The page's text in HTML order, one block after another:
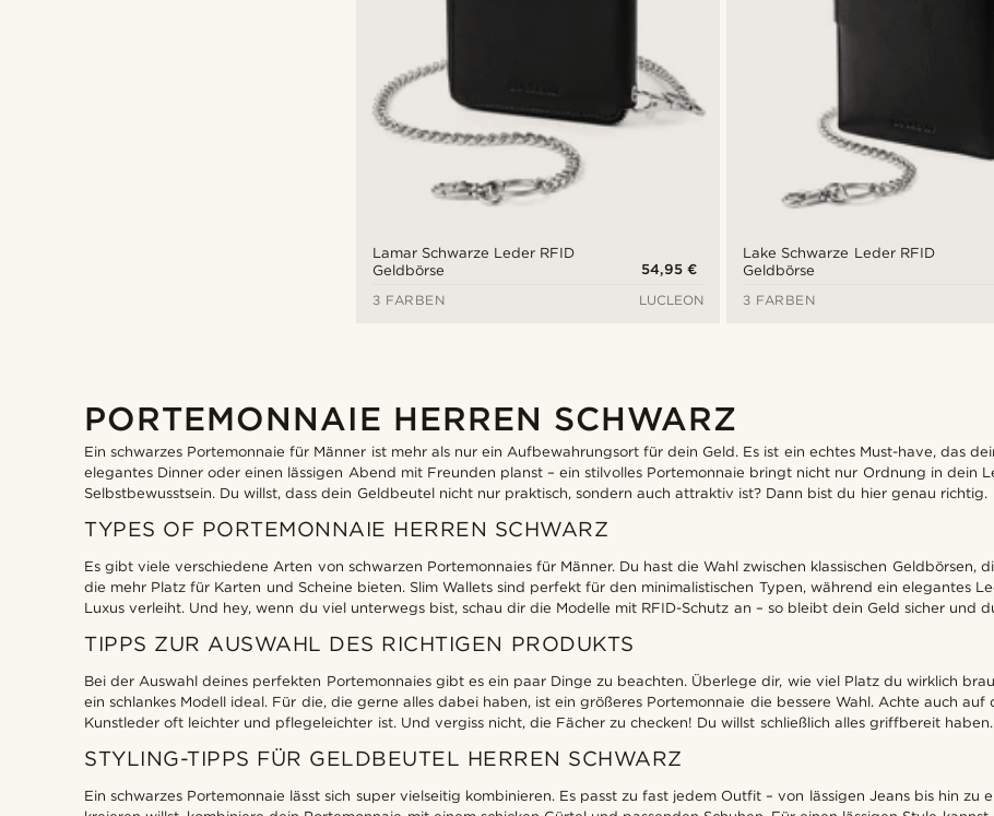
Lamar Schwarze Leder RFID
Geldbörse
54,95 €
3 FARBEN
LUCLEON
Lake Schwarze Leder RFID
Geldbörse
3 FARBEN
PORTEMONNAIE HERREN SCHWARZ
Ein schwarzes Portemonnaie für Männer ist mehr als nur ein Aufbewahrungsort für dein Geld. Es ist ein echtes Must-have, das
elegantes Dinner oder einen lässigen Abend mit Freunden planst – ein stilvolles Portemonnaie bringt nicht nur Ordnung in dein
Selbstbewusstsein. Du willst, dass dein Geldbeutel nicht nur praktisch, sondern auch attraktiv ist? Dann bist du hier genau richtig.
TYPES OF PORTEMONNAIE HERREN SCHWARZ
Es gibt viele verschiedene Arten von schwarzen Portemonnaies für Männer. Du hast die Wahl zwischen klassischen Geldbörsen,
die mehr Platz für Karten und Scheine bieten. Slim Wallets sind perfekt für den minimalistischen Typen, während ein elegantes
Luxus verleiht. Und hey, wenn du viel unterwegs bist, schau dir die Modelle mit RFID-Schutz an – so bleibt dein Geld sicher und
TIPPS ZUR AUSWAHL DES RICHTIGEN PRODUKTS
Bei der Auswahl deines perfekten Portemonnaies gibt es ein paar Dinge zu beachten. Überlege dir, wie viel Platz du wirklich
ein schlankes Modell ideal. Für die, die gerne alles dabei haben, ist ein größeres Portemonnaie die bessere Wahl. Achte auch
Kunstleder oft leichter und pflegeleichter ist. Und vergiss nicht, die Fächer zu checken! Du willst schließlich alles griffbereit haben.
STYLING-TIPPS FÜR GELDBEUTEL HERREN SCHWARZ
Ein schwarzes Portemonnaie lässt sich super vielseitig kombinieren. Es passt zu fast jedem Outfit – von lässigen Jeans bis hin